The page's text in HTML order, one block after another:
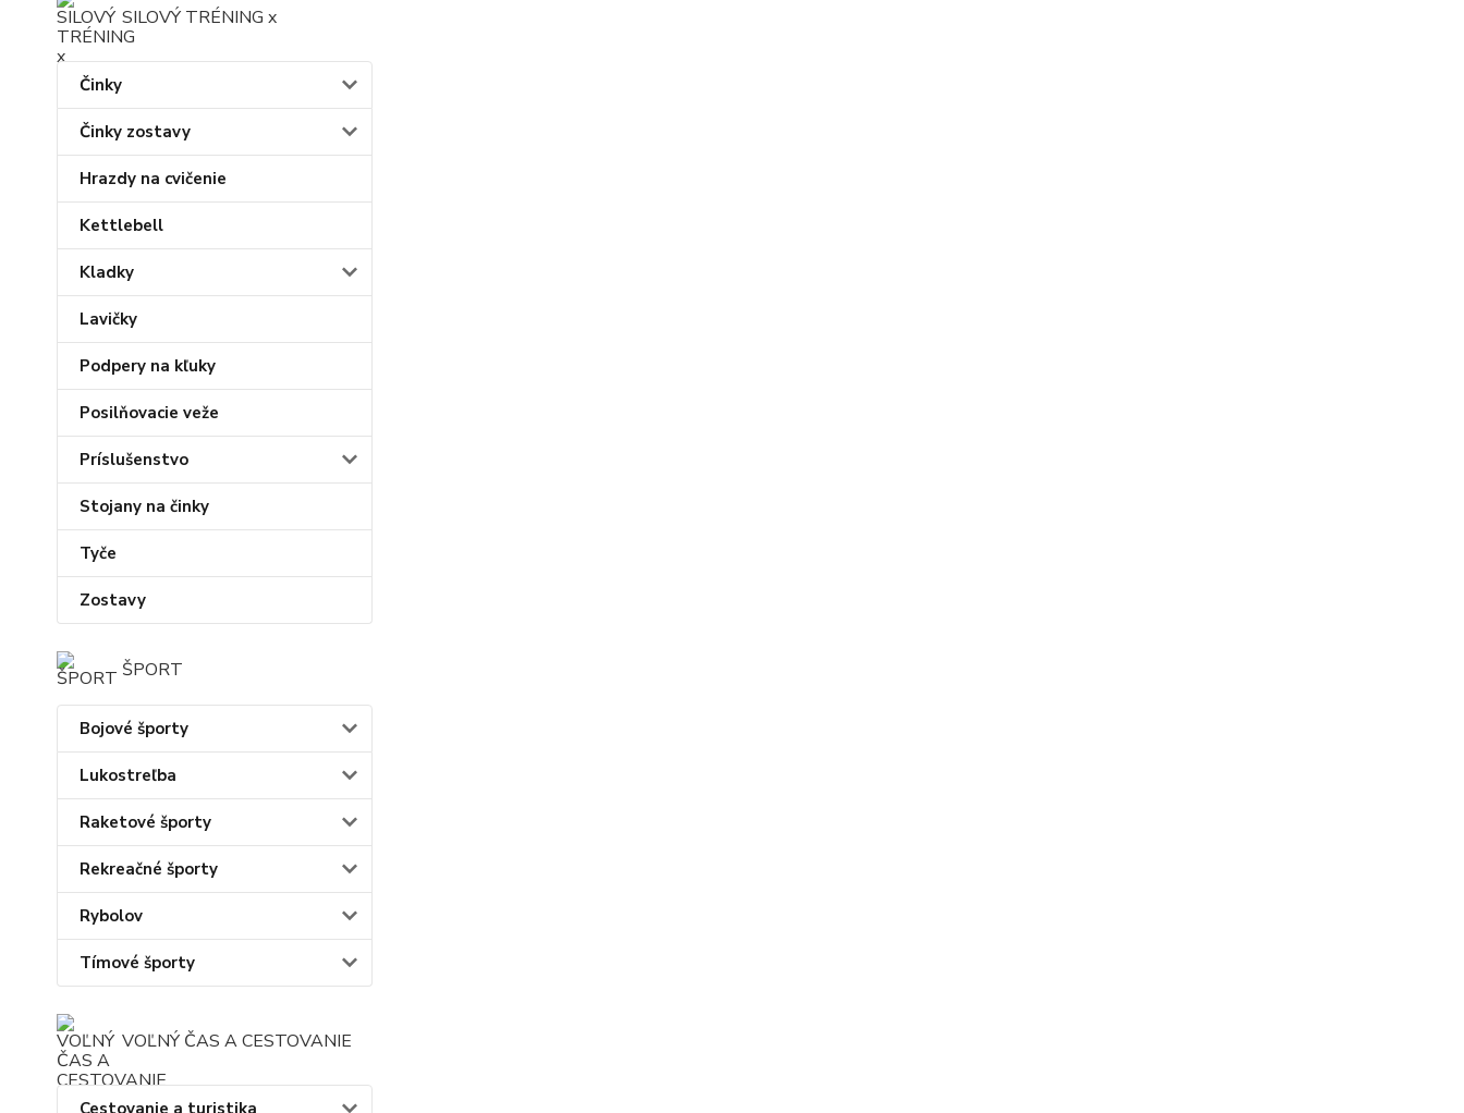
SILOVÝ TRÉNING x
Činky
Činky zostavy
Hrazdy na cvičenie
Kettlebell
Kladky
Lavičky
Podpery na kľuky
Posilňovacie veže
Príslušenstvo
Stojany na činky
Tyče
Zostavy
ŠPORT
Bojové športy
Lukostreľba
Raketové športy
Rekreačné športy
Rybolov
Tímové športy
VOĽNÝ ČAS A CESTOVANIE
Cestovanie a turistika